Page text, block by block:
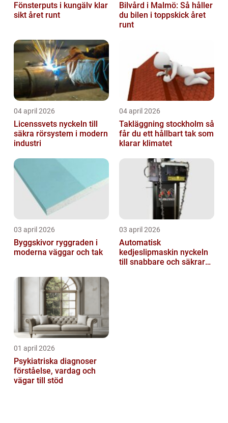
Fönsterputs i kungälv klar
sikt året runt
Bilvård i Malmö: Så håller
du bilen i toppskick året
runt
04 april 2026
Licenssvets nyckeln till
säkra rörsystem i modern
industri
04 april 2026
Takläggning stockholm så
får du ett hållbart tak som
klarar klimatet
03 april 2026
Byggskivor ryggraden i
moderna väggar och tak
03 april 2026
Automatisk
kedjeslipmaskin nyckeln
till snabbare och säkrare
01 april 2026
Psykiatriska diagnoser
förståelse, vardag och
vägar till stöd